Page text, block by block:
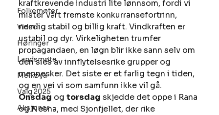
Folkemøter
Video
Høringer
Landsmøte
Melkøya
Valg 2025
Aksjoner
kraftkrevende industri lite lønnsom, fordi vi
mister vårt fremste konkurransefortrinn,
nemlig stabil og billig kraft. Vindkraften er
ustabil og dyr. Virkeligheten trumfer
propagandaen, en løgn blir ikke sann selv om
den sies av innflytelsesrike grupper og
mennesker. Det siste er et farlig tegn i tiden,
og en vei vi som samfunn ikke vil gå.
Onsdag og torsdag skjedde det oppe i Rana
og Nesna, med Sjonfjellet, der rike